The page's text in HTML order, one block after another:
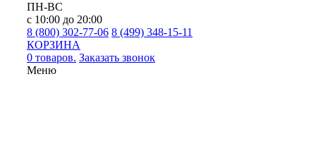
ПН-ВС
с 10:00 до 20:00
8 (800) 302-77-06 8 (499) 348-15-11
КОРЗИНА
0 товаров. Заказать звонок
Меню